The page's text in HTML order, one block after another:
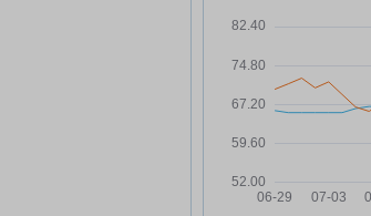
07-20
07-20
古鳌科
07-17